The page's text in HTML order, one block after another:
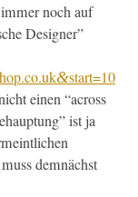
noch auf
Design­er”
&start=10
einen “across
ist ja
dem­nächst